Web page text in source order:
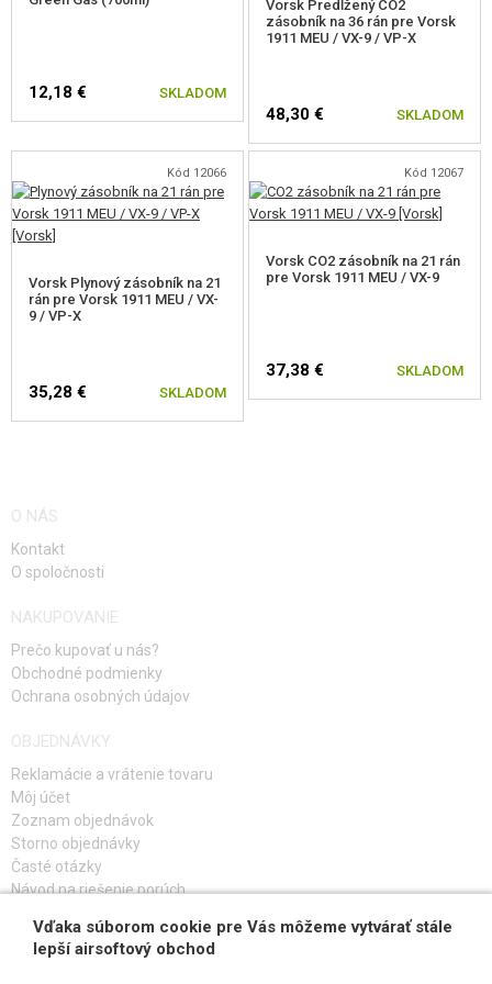
12,18 € SKLADOM
Vorsk Predĺžený CO2
zásobník na 36 rán pre Vorsk
1911 MEU / VX-9 / VP-X
48,30 € SKLADOM
Kód 12066
Vorsk Plynový zásobník na 21
rán pre Vorsk 1911 MEU / VX-
9 / VP-X
35,28 € SKLADOM
Kód 12067
Vorsk CO2 zásobník na 21 rán
pre Vorsk 1911 MEU / VX-9
37,38 € SKLADOM
O NÁS
Kontakt
O spoločnosti
NAKUPOVANIE
Prečo kupovať u nás?
Obchodné podmienky
Ochrana osobných údajov
OBJEDNÁVKY
Reklamácie a vrátenie tovaru
Môj účet
Zoznam objednávok
Storno objednávky
Časté otázky
Návod na riešenie porúch
PRIHLÁS SA K ODBERU
Vďaka súborom cookie pre Vás môžeme vytvárať stále
lepší airsoftový obchod